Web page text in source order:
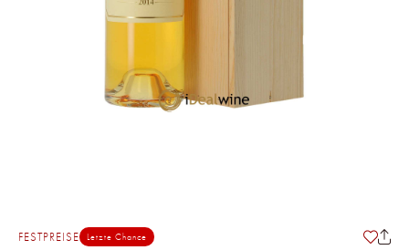
FESTPREISE Letzte Chance